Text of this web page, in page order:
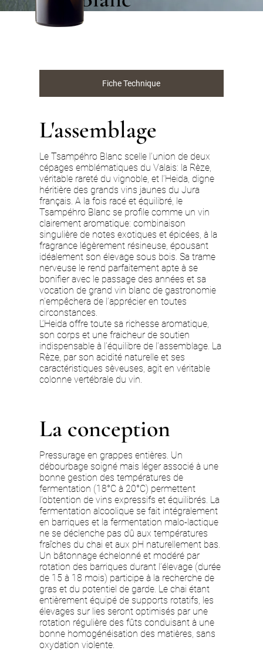
Fiche Technique
L'assemblage
Le Tsampéhro Blanc scelle l’union de deux
cépages emblématiques du Valais: la Rèze,
véritable rareté du vignoble, et l’Heida, digne
héritière des grands vins jaunes du Jura
français. A la fois racé et équilibré, le
Tsampéhro Blanc se profile comme un vin
clairement aromatique: combinaison
singulière de notes exotiques et épicées, à la
fragrance légèrement résineuse, épousant
idéalement son élevage sous bois. Sa trame
nerveuse le rend parfaitement apte à se
bonifier avec le passage des années et sa
vocation de grand vin blanc de gastronomie
n’empêchera de l’apprécier en toutes
circonstances.
L’Heida offre toute sa richesse aromatique,
son corps et une fraicheur de soutien
indispensable à l’équilibre de l’assemblage. La
Rèze, par son acidité naturelle et ses
caractéristiques sèveuses, agit en véritable
colonne vertébrale du vin.
La conception
Pressurage en grappes entières. Un
débourbage soigné mais léger associé à une
bonne gestion des températures de
fermentation (18°C à 20°C) permettent
l’obtention de vins expressifs et équilibrés. La
fermentation alcoolique se fait intégralement
en barriques et la fermentation malo-lactique
ne se déclenche pas dû aux températures
fraîches du chai et aux pH naturellement bas.
Un bâtonnage échelonné et modéré par
rotation des barriques durant l’élevage (durée
de 15 à 18 mois) participe à la recherche de
gras et du potentiel de garde. Le chai étant
entièrement équipé de supports rotatifs, les
élevages sur lies seront optimisés par une
rotation régulière des fûts conduisant à une
bonne homogénéisation des matières, sans
oxydation violente.